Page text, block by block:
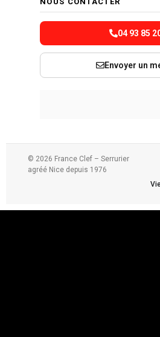
04 93 85
Envoyer un
© 2026 France Clef – Serrurier
agréé Nice depuis 1976